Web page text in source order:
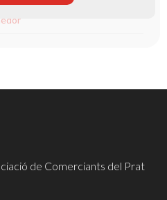
beneficia al seu gos.
de Comerciants del Prat